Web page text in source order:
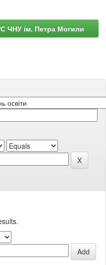
ЧНУ ім. Петра Могили